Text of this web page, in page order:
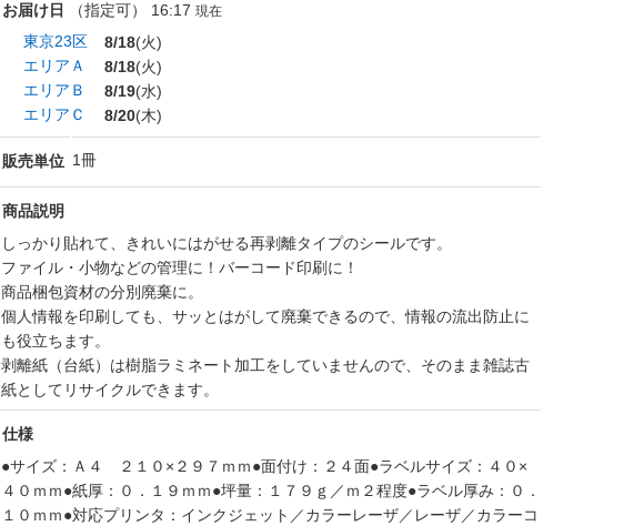
お届け日 （指定可） 16:17 現在
東京23区 8/18(火)
エリアＡ
8/18(火)
エリアＢ
8/19(水)
エリアＣ
8/20(木)
販売単位 1冊
商品説明
しっかり貼れて、きれいにはがせる再剥離タイプのシールです。
ファイル・小物などの管理に！バーコード印刷に！
商品梱包資材の分別廃棄に。
個人情報を印刷しても、サッとはがして廃棄できるので、情報の流出防止に
も役立ちます。
剥離紙（台紙）は樹脂ラミネート加工をしていませんので、そのまま雑誌古
紙としてリサイクルできます。
仕様
●サイズ：Ａ４ ２１０×２９７ｍｍ●面付け：２４面●ラベルサイズ：４０×
４０ｍｍ●紙厚：０．１９ｍｍ●坪量：１７９ｇ／ｍ２程度●ラベル厚み：０．
１０ｍｍ●対応プリンタ：インクジェット／カラーレーザ／レーザ／カラーコ